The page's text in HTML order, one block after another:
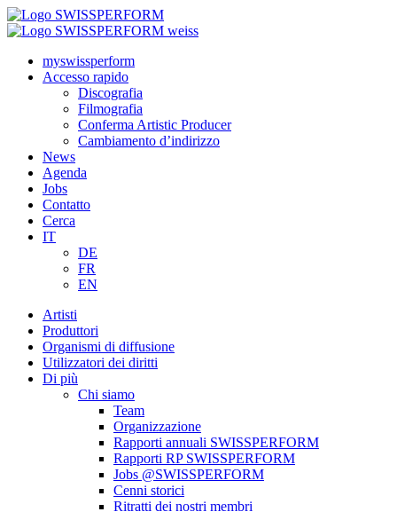
myswissperform
Accesso rapido
Discografia
Filmografia
Conferma Artistic Producer
Cambiamento d’indirizzo
News
Agenda
Jobs
Contatto
Cerca
IT
DE
FR
EN
Artisti
Produttori
Organismi di diffusione
Utilizzatori dei diritti
Di più
Chi siamo
Team
Organizzazione
Rapporti annuali SWISSPERFORM
Rapporti RP SWISSPERFORM
Jobs @SWISSPERFORM
Cenni storici
Ritratti dei nostri membri